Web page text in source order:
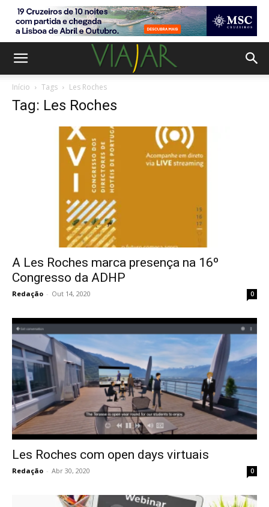
Início Tags Les Roches
Tag: Les Roches
A Les Roches marca presença na 16º
Congresso da ADHP
Redação - Out 14, 2020 0
Les Roches com open days virtuais
Redação - Abr 30, 2020 0